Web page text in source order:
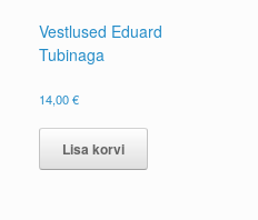
Vestlused Eduard
Tubinaga
14,00€
Lisa korvi